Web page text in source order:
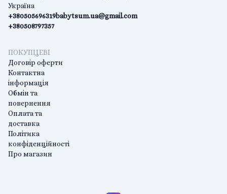
Україна
+380505696319
+380508797357
babytsum.ua@gmail.com
ПОКУПЦЕВІ
Договір оферти
Контактна
інформація
Обмін та
повернення
Оплата та
доставка
Політика
конфіденційності
Про магазин